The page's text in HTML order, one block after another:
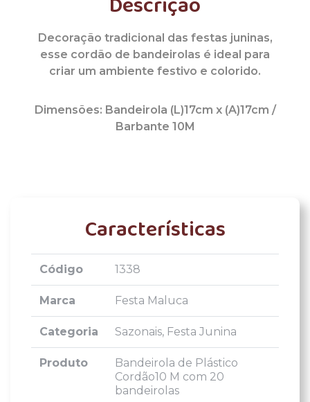
Decoração tradicional das festas juninas,
esse cordão de bandeirolas é ideal para
criar um ambiente festivo e colorido.
Dimensões: Bandeirola (L)17cm x (A)17cm /
Barbante 10M
Características
Código 1338
Marca Festa Maluca
Categoria Sazonais, Festa Junina
Produto
Bandeirola de Plástico
Cordão10 M com 20
bandeirolas